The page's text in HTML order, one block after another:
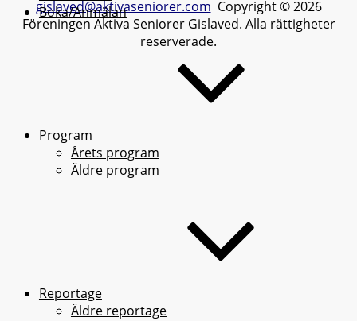
Boka/Anmälan
Program
Årets program
Äldre program
Reportage
Äldre reportage
gislaved@aktivaseniorer.com Copyright © 2026
Föreningen Aktiva Seniorer Gislaved. Alla rättigheter
reserverade.